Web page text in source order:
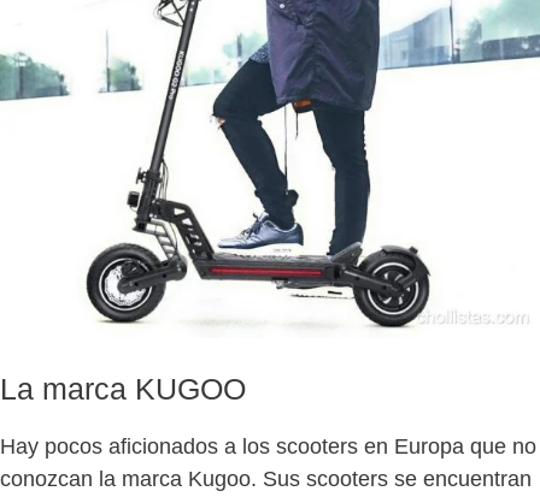
La marca KUGOO
Hay pocos aficionados a los scooters en Europa que no
conozcan la marca Kugoo. Sus scooters se encuentran